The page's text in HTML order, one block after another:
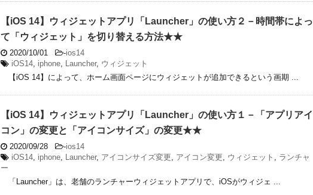
【iOS 14】ウィジェットアプリ「Launcher」の使い方２－時間帯によっ
て「ウィジェット」を切り替える方法★★
2020/10/01 -ios14
iOS14 iphone Launcher, ウィジェット
【iOS 14】によって、ホーム画面ページにウィジェットが追加できるという画期 ...
【iOS 14】ウィジェットアプリ「Launcher」の使い方１－「アプリアイ
コン」の変更と「アイコンサイズ」の変更★★
2020/09/28 -ios14
iOS14 iphone Launcher, アイコンサイズ変更 アイコン変更 ウィジェット
ランチャ
ー
「Launcher」は、老舗のランチャーウィジェットアプリで、iOSがウィジェ ...